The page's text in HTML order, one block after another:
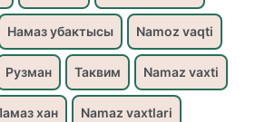
Намаз убактысы Namoz vaqti
Рузман Таквим Namaz vaxti
хан Namaz vaxtlari